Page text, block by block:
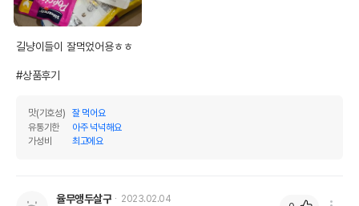
길냥이들이 잘먹었어용ㅎㅎ
#상품후기
맛(기호성)
잘 먹어요
유통기한
아주 넉넉해요
가성비
최고에요
율무앵두살구 2023.02.04